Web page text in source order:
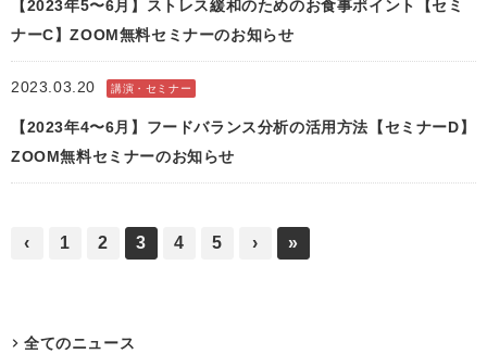
【2023年5〜6月】ストレス緩和のためのお食事ポイント【セミ
ナーC】ZOOM無料セミナーのお知らせ
2023.03.20 講演・セミナー
【2023年4〜6月】フードバランス分析の活用方法【セミナーD】
ZOOM無料セミナーのお知らせ
‹ 1 2 3 4 5 › »
全てのニュース